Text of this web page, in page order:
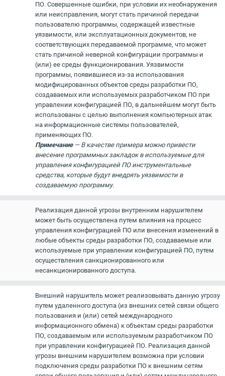
ПО. Совершенные ошибки, при условии их необнаружения
или неисправления, могут стать причиной передачи
пользователю программы, содержащей известные
уязвимости, или эксплуатационных документов, не
соответствующих передаваемой программе, что может
стать причиной неверной конфигурации программы и
(или) ее среды функционирования. Уязвимости
программы, появившиеся из-за использования
модифицированных объектов среды разработки ПО,
создаваемых или используемых разработчиком ПО при
управлении конфигурацией ПО, в дальнейшем могут быть
использованы с целью выполнения компьютерных атак
на информационные системы пользователей,
применяющих ПО.
Примечание — В качестве примера можно привести
внесение программных закладок в используемые для
управления конфигурацией ПО инструментальные
средства, которые будут внедрять уязвимости в
создаваемую программу.
Реализация данной угрозы внутренним нарушителем
может быть осуществлена путем влияния на процесс
управления конфигурацией ПО или внесения изменений в
любые объекты среды разработки ПО, создаваемые или
используемые при управлении конфигурацией ПО, путем
осуществления санкционированного или
несанкционированного доступа.
Внешний нарушитель может реализовывать данную угрозу
путем удаленного доступа (из внешних сетей связи общего
пользования и (или) сетей международного
информационного обмена) к объектам среды разработки
ПО, создаваемым или используемым разработчиком ПО
при управлении конфигурацией ПО. Реализация данной
угрозы внешним нарушителем возможна при условии
подключения среды разработки ПО к внешним сетям